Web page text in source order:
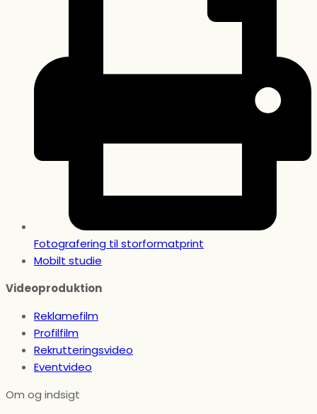
Fotografering til storformatprint
Mobilt studie
Videoproduktion
Reklamefilm
Profilfilm
Rekrutteringsvideo
Eventvideo
Om og indsigt